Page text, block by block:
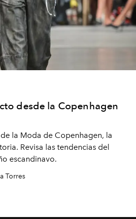
desde la Copenhagen
la Moda de Copenhagen, la
Revisa las tendencias del
escandinavo.
Torres